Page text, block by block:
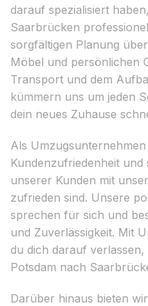
darauf spezialisiert
Saarbrücken
sorgfältigen Planung
Möbel und persönlichen
Transport und dem
kümmern uns um jeden
dein neues Zuhause
Als
Kundenzufriedenheit und
unserer Kunden mit
zufrieden sind. Unsere
sprechen für sich und
und Zuverlässigkeit. Mit
du dich darauf
Potsdam nach
Darüber hinaus bieten